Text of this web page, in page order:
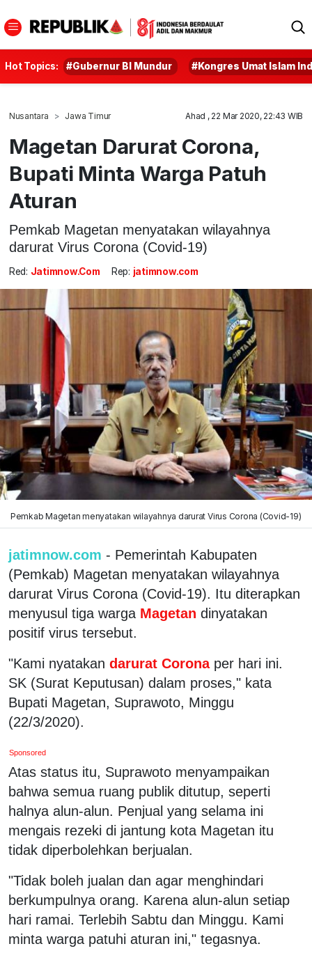
Hot Topics: #Gubernur BI Mundur #Kongres Umat Islam
Nusantara Jawa Timur Ahad , 22 Mar 2020, 22:43 WIB
Magetan Darurat Corona,
Bupati Minta Warga Patuh
Aturan
Pemkab Magetan menyatakan wilayahnya
darurat Virus Corona (Covid-19)
Red: Jatimnow.com Rep: jatimnow.com
Pemkab Magetan menyatakan wilayahnya darurat Virus Corona (Covid-19)
jatimnow.com - Pemerintah Kabupaten
(Pemkab) Magetan menyatakan wilayahnya
darurat Virus Corona (Covid-19). Itu diterapkan
menyusul tiga warga Magetan dinyatakan
positif virus tersebut.
"Kami nyatakan darurat Corona per hari ini.
SK (Surat Keputusan) dalam proses," kata
Bupati Magetan, Suprawoto, Minggu
(22/3/2020).
Sponsored
Atas status itu, Suprawoto menyampaikan
bahwa semua ruang publik ditutup, seperti
halnya alun-alun. Penjual yang selama ini
mengais rezeki di jantung kota Magetan itu
tidak diperbolehkan berjualan.
"Tidak boleh jualan dan agar menghindari
berkumpulnya orang. Karena alun-alun setiap
hari ramai. Terlebih Sabtu dan Minggu. Kami
minta warga patuhi aturan ini," tegasnya.